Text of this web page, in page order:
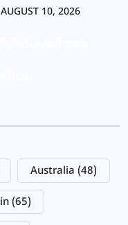
AUGUST 10, 2026
Australia (48)
(65)